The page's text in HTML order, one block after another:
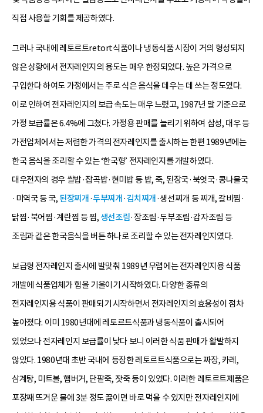
직접 사용할 기회를 제공하였다.
그러나 국내에 레토르트retort식품이나 냉동식품 시장이 거의 형성되지
않은 상황에서 전자레인지의 용도는 매우 한정되었다. 높은 가격으로
구입한다 하여도 가정에서는 주로 식은 음식을 데우는 데 쓰는 정도였다.
이로 인하여 전자레인지의 보급 속도는 매우 느렸고, 1987년 말 기준으로
가정 보급률은 6.4%에 그쳤다. 가정용 판매를 늘리기 위하여 삼성, 대우 등
가전업체에서는 저렴한 가격의 전자레인지를 출시하는 한편 1989년에는
한국 음식을 조리할 수 있는 ‘한국형’ 전자레인지를 개발하였다.
대우전자의 경우 쌀밥·잡곡밥·현미밥 등 밥, 죽, 된장국·북엇국·콩나물국
·미역국 등 국,된장찌개 ·두부찌개 ·김치찌개 ·생선찌개 등 찌개, 갈비찜·
닭찜·북어찜·계란찜 등 찜,생선조림·장조림·두부조림·감자조림 등
조림과 같은 한국음식을 버튼 하나로 조리할 수 있는 전자레인지였다.
보급형 전자레인지 출시에 발맞춰 1989년 무렵에는 전자레인지용 식품
개발에 식품업체가 힘을 기울이기 시작하였다. 다양한 종류의
전자레인지용 식품이 판매되기 시작하면서 전자레인지의 효용성이 점차
높아졌다. 이미 1980년대에 레토르트식품과 냉동식품이 출시되어
있었으나 전자레인지 보급률이 낮다 보니 이러한 식품 판매가 활발하지
않았다. 1980년대 초반 국내에 등장한 레토르트식품으로는 짜장, 카레,
삼계탕, 미트볼, 햄버거, 단팥죽, 잣죽 등이 있었다. 이러한 레토르트제품은
포장째 뜨거운 물에 3분 정도 끓이면 바로 먹을 수 있지만 전자레인지에